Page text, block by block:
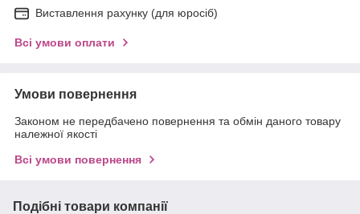
Виставлення рахунку (для юросіб)
Всі умови оплати
Умови повернення
Законом не передбачено повернення та обмін даного товару
належної якості
Всі умови повернення
Подібні товари компанії